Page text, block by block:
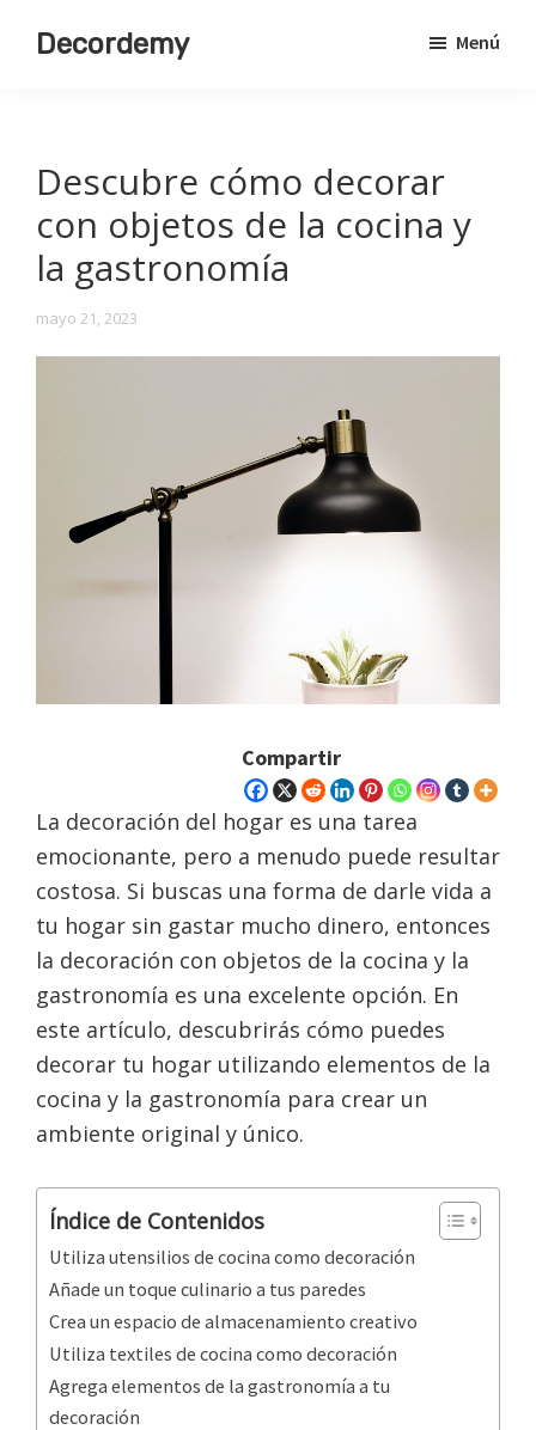
Decordemy Menú
Descubre cómo decorar
con objetos de la cocina y
la gastronomía
mayo 21, 2023
Compartir
La decoración del hogar es una tarea
emocionante, pero a menudo puede resultar
costosa. Si buscas una forma de darle vida a
tu hogar sin gastar mucho dinero, entonces
la decoración con objetos de la cocina y la
gastronomía es una excelente opción. En
este artículo, descubrirás cómo puedes
decorar tu hogar utilizando elementos de la
cocina y la gastronomía para crear un
ambiente original y único.
Índice de Contenidos
Utiliza utensilios de cocina como decoración
Añade un toque culinario a tus paredes
Crea un espacio de almacenamiento creativo
Utiliza textiles de cocina como decoración
Agrega elementos de la gastronomía a tu
decoración